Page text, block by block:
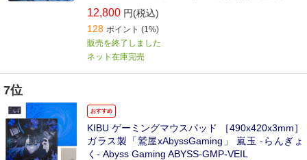
12,800 円(税込)
128 ポイント (1%)
販売を終了しました
ネット在庫完売
7位
おすすめ
KIBU ゲーミングマウスパッド ［490x420x3mm］
ガラス製「鷲屋xAbyssGaming」 嵐玉 -らんぎょ
く- Abyss Gaming ABYSS-GMP-VEIL